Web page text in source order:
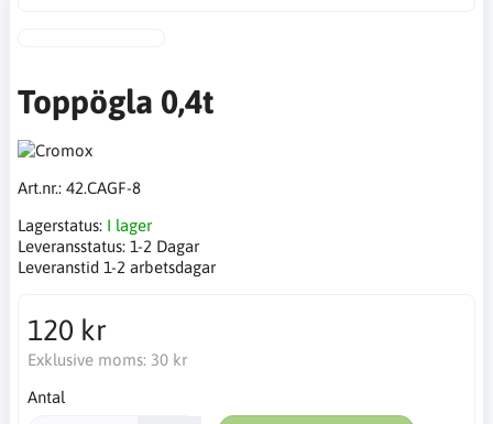
Toppögla 0,4t
Art.nr.: 42.CAGF-8
Lagerstatus: I lager
Leveransstatus: 1-2 Dagar
Leveranstid 1-2 arbetsdagar
120 kr
Exklusive moms: 30 kr
Antal